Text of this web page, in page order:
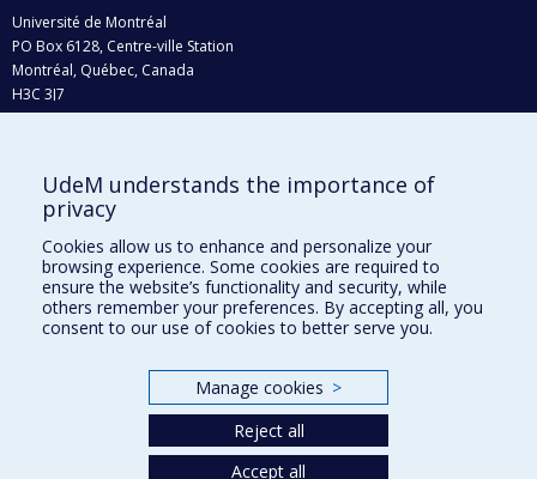
Université de Montréal
PO Box 6128, Centre-ville Station
Montréal, Québec, Canada
H3C 3J7
Who does what?
Find us
Site map
Accessibility
UdeM understands the importance of
privacy
Cookies allow us to enhance and personalize your
browsing experience. Some cookies are required to
ensure the website’s functionality and security, while
others remember your preferences. By accepting all, you
consent to our use of cookies to better serve you.
Manage cookies >
Reject all
Accept all